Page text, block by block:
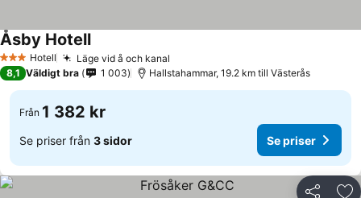
3 StjärnorHotell Läge vid å och kanal
Åsby Hotell
8,1 Väldigt bra 1 003 Hallstahammar, 19.2 km till Västerås
Från 1 382 kr
Se priser från 3 sidor Se priser